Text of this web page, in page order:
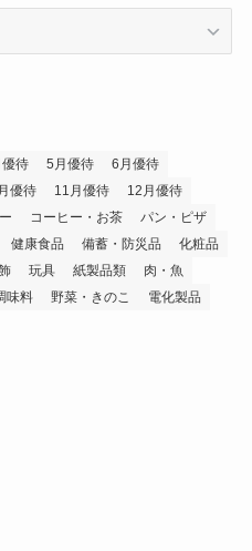
待 5月優待
6月優待
優待 11月優待
12月優待
コーヒー・お茶
パン・ピザ
健康食品 備蓄・防災品
化粧品
玩具 紙製品類
肉・魚
味料 野菜・きのこ
電化製品